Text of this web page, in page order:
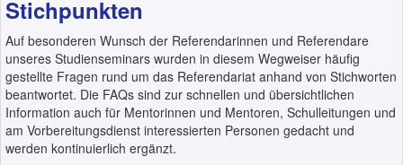
Stichpunkten
Auf besonderen Wunsch der Referendarinnen und Referendare
unseres Studienseminars wurden in diesem Wegweiser häufig
gestellte Fragen rund um das Referendariat anhand von Stichworten
beantwortet. Die FAQs sind zur schnellen und übersichtlichen
Information auch für Mentorinnen und Mentoren, Schulleitungen und
am Vorbereitungsdienst interessierten Personen gedacht und
werden kontinuierlich ergänzt.